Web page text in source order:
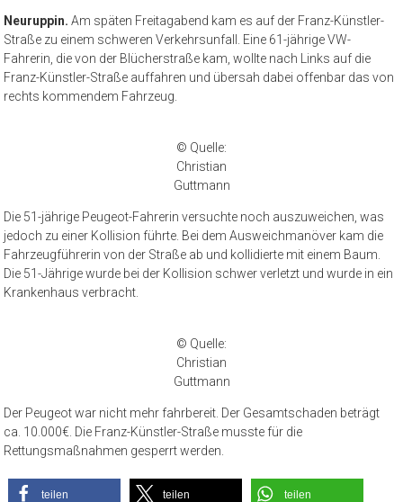
Neuruppin.Am späten Freitagabend kam es auf der Franz-Künstler-
Straße zu einem schweren Verkehrsunfall. Eine 61-jährige VW-
Fahrerin, die von der Blücherstraße kam, wollte nach Links auf die
Franz-Künstler-Straße auffahren und übersah dabei offenbar das von
rechts kommendem Fahrzeug.
© Quelle:
Christian
Guttmann
Die 51-jährige Peugeot-Fahrerin versuchte noch auszuweichen, was
jedoch zu einer Kollision führte. Bei dem Ausweichmanöver kam die
Fahrzeugführerin von der Straße ab und kollidierte mit einem Baum.
Die 51-Jährige wurde bei der Kollision schwer verletzt und wurde in ein
Krankenhaus verbracht.
© Quelle:
Christian
Guttmann
Der Peugeot war nicht mehr fahrbereit. Der Gesamtschaden beträgt
ca. 10.000€. Die Franz-Künstler-Straße musste für die
Rettungsmaßnahmen gesperrt werden.
teilen teilen teilen